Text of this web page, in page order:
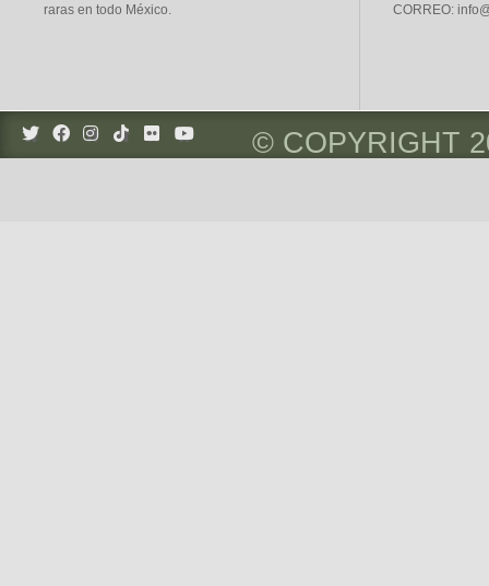
raras en todo México.
CORREO:
© COPYRIGHT